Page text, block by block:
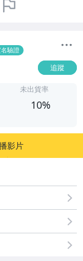
驗證
追蹤
未出貨率
10%
影片